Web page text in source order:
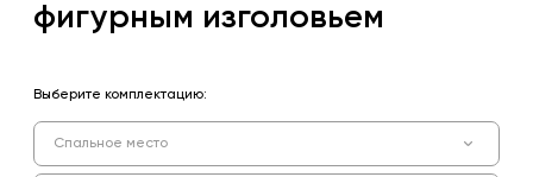
фигурным изголовьем
Выберите комплектацию:
Спальное место